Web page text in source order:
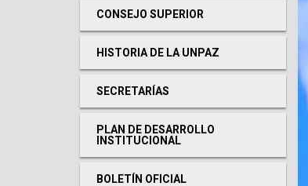
CONSEJO SUPERIOR
HISTORIA DE LA UNPAZ
SECRETARÍAS
PLAN DE DESARROLLO
INSTITUCIONAL
BOLETÍN OFICIAL